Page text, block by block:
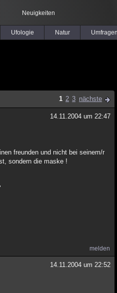
Neuigkeiten
Ufologie Natur Umfragen
1 2 3 nächste
14.11.2004 um 22:47
freunden und nicht bei seinem/r
sondern die maske !
melden
14.11.2004 um 22:52